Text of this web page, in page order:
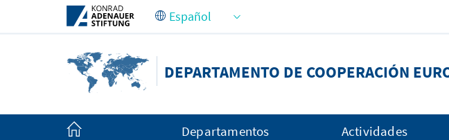
Saltar al contenido principal
DEPARTAMENTO DE COOPERACIÓN
Departamentos Actividades